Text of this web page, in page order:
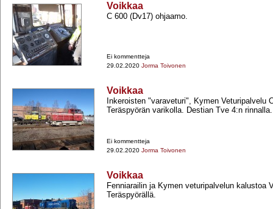
Voikkaa
C 600 (Dv17) ohjaamo.
Ei kommentteja
29.02.2020 Jorma Toivonen
Voikkaa
Inkeroisten "varaveturi", Kymen Veturipalvelu
Teräspyörän varikolla. Destian Tve 4:n rinnalla.
Ei kommentteja
29.02.2020 Jorma Toivonen
Voikkaa
Fenniarailin ja Kymen veturipalvelun kalustoa
Teräspyörällä.